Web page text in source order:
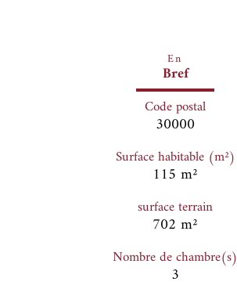
En
Bref
Code postal
30000
Surface habitable (m²)
115 m²
surface terrain
702 m²
Nombre de chambre(s)
3